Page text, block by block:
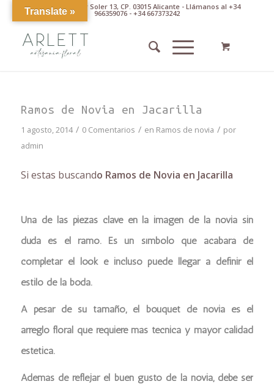
Av. Pintor Xavier Soler 13, CP. 03015 Alicante - Llámanos al +34
966359076 - +34 667373242
Ramos de Novia en Jacarilla
1 agosto, 2014 / 0 Comentarios / en Ramos de novia / por
admin
Si estas buscando Ramos de Novia en Jacarilla
Una de las piezas clave en la imagen de la novia sin
duda es el ramo. Es un símbolo que acabará de
completar el look e incluso puede llegar a definir el
estilo de la boda.
A pesar de su tamaño, el bouquet de novia es el
arreglo floral que requiere más técnica y mayor calidad
estética.
Además de reflejar el buen gusto de la novia, debe ser
Translate »